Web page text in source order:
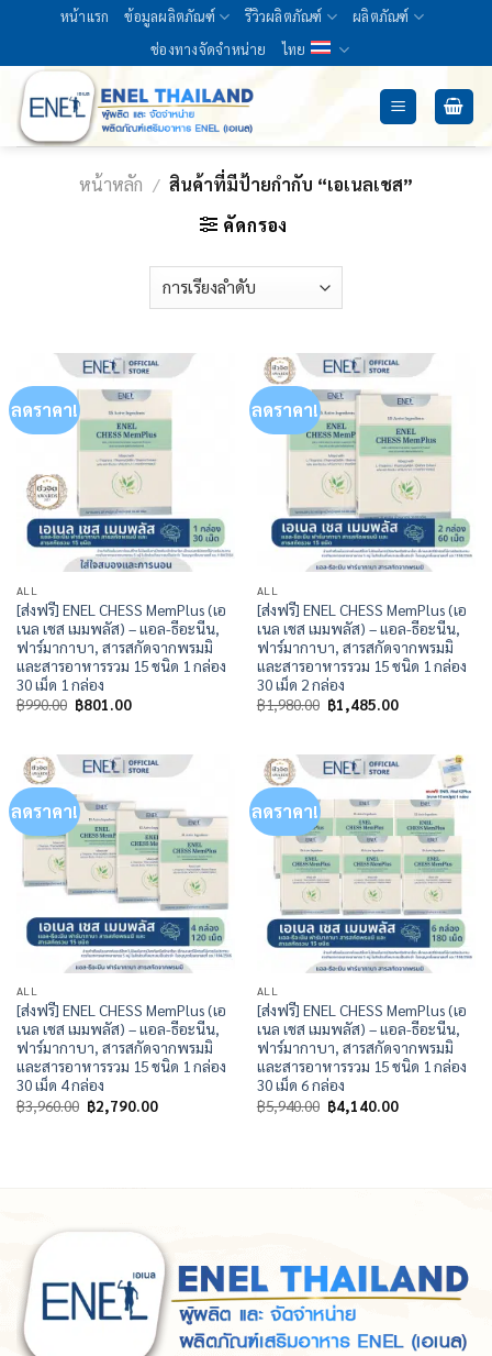
content
หน้าแรก ข้อมูลผลิตภัณฑ์ รีวิวผลิตภัณฑ์
ผลิตภัณฑ์
ช่องทางจัดจำหน่าย
ไทย
หน้าหลัก / สินค้าที่มีป้ายกำกับ “เอเนลเชส”
คัดกรอง
ลดราคา!
ALL
[ส่งฟรี] ENEL CHESS MemPlus (เอ
เนล เชส เมมพลัส) – แอล-ธีอะนีน,
ฟาร์มากาบา, สารสกัดจากพรมมิ
และสารอาหารรวม 15 ชนิด 1 กล่อง
30 เม็ด 1 กล่อง
฿990.00 Original
price
฿801.00Current
price
ลดราคา!
ALL
[ส่งฟรี] ENEL CHESS MemPlus (เอ
เนล เชส เมมพลัส) – แอล-ธีอะนีน,
ฟาร์มากาบา, สารสกัดจากพรมมิ
และสารอาหารรวม 15 ชนิด 1 กล่อง
30 เม็ด 2 กล่อง
฿1,980.00 Original
price
฿1,485.00Current
price
ลดราคา!
ALL
[ส่งฟรี] ENEL CHESS MemPlus (เอ
เนล เชส เมมพลัส) – แอล-ธีอะนีน,
ฟาร์มากาบา, สารสกัดจากพรมมิ
และสารอาหารรวม 15 ชนิด 1 กล่อง
30 เม็ด 4 กล่อง
฿3,960.00 Original
price
฿2,790.00Current
price
ลดราคา!
ALL
[ส่งฟรี] ENEL CHESS MemPlus (เอ
เนล เชส เมมพลัส) – แอล-ธีอะนีน,
ฟาร์มากาบา, สารสกัดจากพรมมิ
และสารอาหารรวม 15 ชนิด 1 กล่อง
30 เม็ด 6 กล่อง
฿5,940.00 Original
price
฿4,140.00Current
price